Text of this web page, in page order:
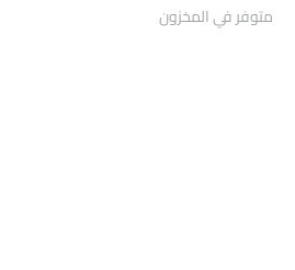
متوفر في المخزون